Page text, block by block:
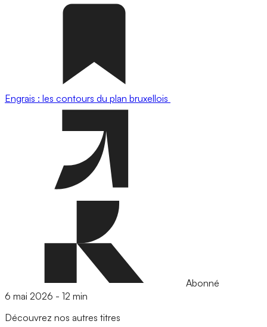
Engrais : les contours du plan bruxellois
Abonné
6 mai 2026 - 12 min
Découvrez nos autres titres